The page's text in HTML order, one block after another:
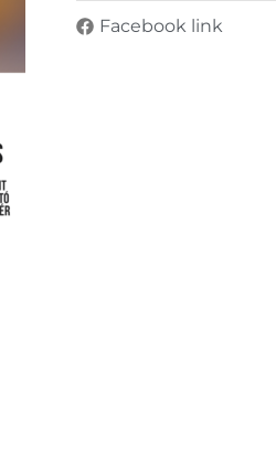
Facebook link